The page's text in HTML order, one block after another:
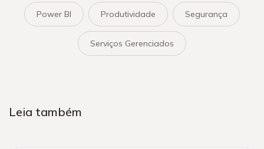
Power BI Produtividade Segurança
Serviços Gerenciados
Leia também